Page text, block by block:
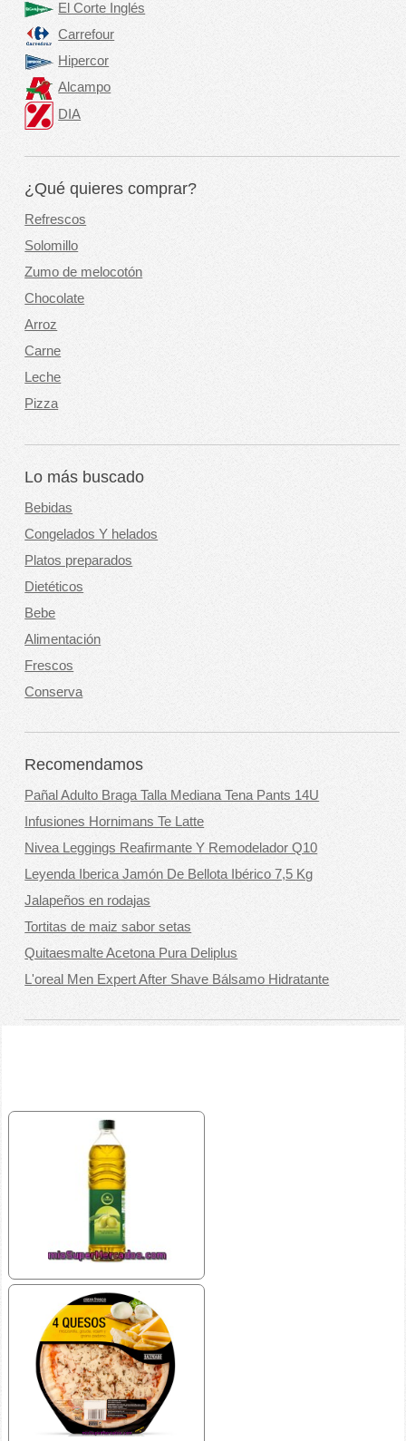
El Corte Inglés
Carrefour
Hipercor
Alcampo
DIA
¿Qué quieres comprar?
Refrescos
Solomillo
Zumo de melocotón
Chocolate
Arroz
Carne
Leche
Pizza
Lo más buscado
Bebidas
Congelados Y helados
Platos preparados
Dietéticos
Bebe
Alimentación
Frescos
Conserva
Recomendamos
Pañal Adulto Braga Talla Mediana Tena Pants 14U
Infusiones Hornimans Te Latte
Nivea Leggings Reafirmante Y Remodelador Q10
Leyenda Iberica Jamón De Bellota Ibérico 7,5 Kg
Jalapeños en rodajas
Tortitas de maiz sabor setas
Quitaesmalte Acetona Pura Deliplus
L'oreal Men Expert After Shave Bálsamo Hidratante